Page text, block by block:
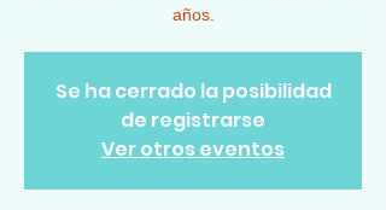
años.
Se ha cerrado la posibilidad
de registrarse
Ver otros eventos